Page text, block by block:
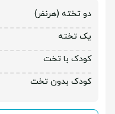
دو تخته (هرنفر)
یک تخته
کودک با تخت
کودک بدون تخت